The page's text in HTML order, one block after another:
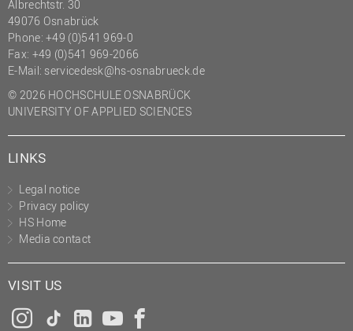
Albrechtstr. 30
49076 Osnabrück
Phone: +49 (0)541 969-0
Fax: +49 (0)541 969-2066
E-Mail: servicedesk@hs-osnabrueck.de
© 2026 HOCHSCHULE OSNABRÜCK
UNIVERSITY OF APPLIED SCIENCES
LINKS
Legal notice
Privacy policy
HS Home
Media contact
VISIT US
Instagram
Tiktok
LinkedInYouTube